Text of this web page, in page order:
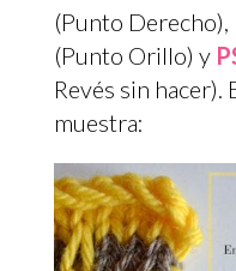
(Punto Derecho),
(Punto Orillo) y
Revés sin hacer).
muestra: